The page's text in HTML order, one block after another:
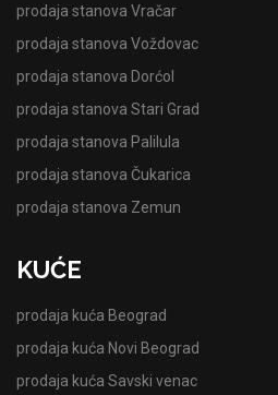
prodaja stanova Vračar
prodaja stanova Voždovac
prodaja stanova Dorćol
prodaja stanova Stari Grad
prodaja stanova Palilula
prodaja stanova Čukarica
prodaja stanova Zemun
KUĆE
prodaja kuća Beograd
prodaja kuća Novi Beograd
prodaja kuća Savski venac